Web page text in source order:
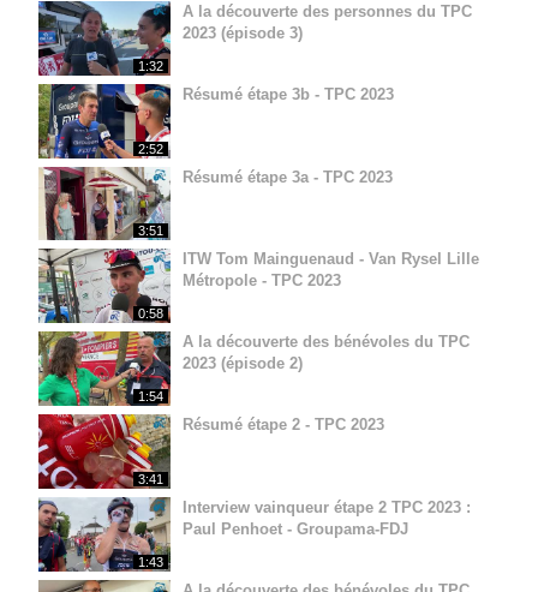
1:32
A la découverte des personnes du TPC
2023 (épisode 3)
2:52
Résumé étape 3b - TPC 2023
3:51
Résumé étape 3a - TPC 2023
0:58
ITW Tom Mainguenaud - Van Rysel Lille
Métropole - TPC 2023
1:54
A la découverte des bénévoles du TPC
2023 (épisode 2)
3:41
Résumé étape 2 - TPC 2023
1:43
Interview vainqueur étape 2 TPC 2023 :
Paul Penhoet - Groupama-FDJ